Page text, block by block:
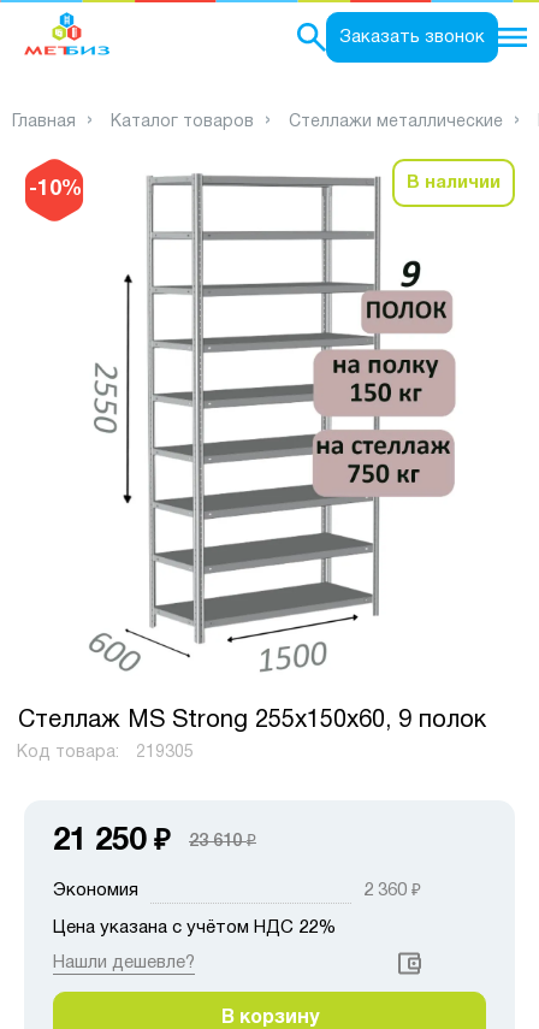
Заказать звонок
Главная Каталог товаров Стеллажи металлические
-10% В наличии
Стеллаж MS Strong 255х150х60, 9 полок
Код товара: 219305
21 250 ₽ 23 610₽
Экономия 2 360 ₽
Цена указана с учётом НДС 22%
Нашли дешевле?
В корзину